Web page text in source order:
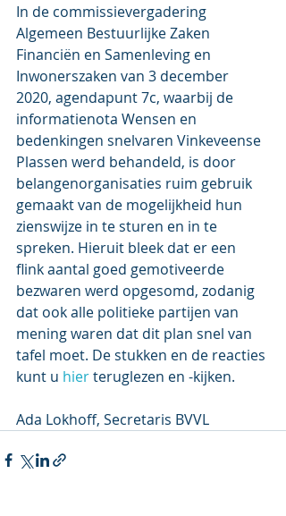
In de commissievergadering
Algemeen Bestuurlijke Zaken
Financiën en Samenleving en
Inwonerszaken van 3 december
2020, agendapunt 7c, waarbij de
informatienota Wensen en
bedenkingen snelvaren Vinkeveense
Plassen werd behandeld, is door
belangenorganisaties ruim gebruik
gemaakt van de mogelijkheid hun
zienswijze in te sturen en in te
spreken. Hieruit bleek dat er een
flink aantal goed gemotiveerde
bezwaren werd opgesomd, zodanig
dat ook alle politieke partijen van
mening waren dat dit plan snel van
tafel moet. De stukken en de reacties
kunt u hier teruglezen en -kijken.
Ada Lokhoff, Secretaris BVVL